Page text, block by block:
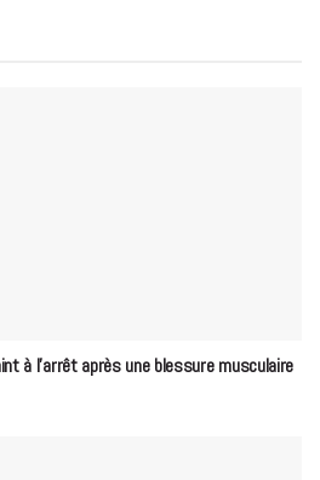
à l’arrêt après une blessure musculaire